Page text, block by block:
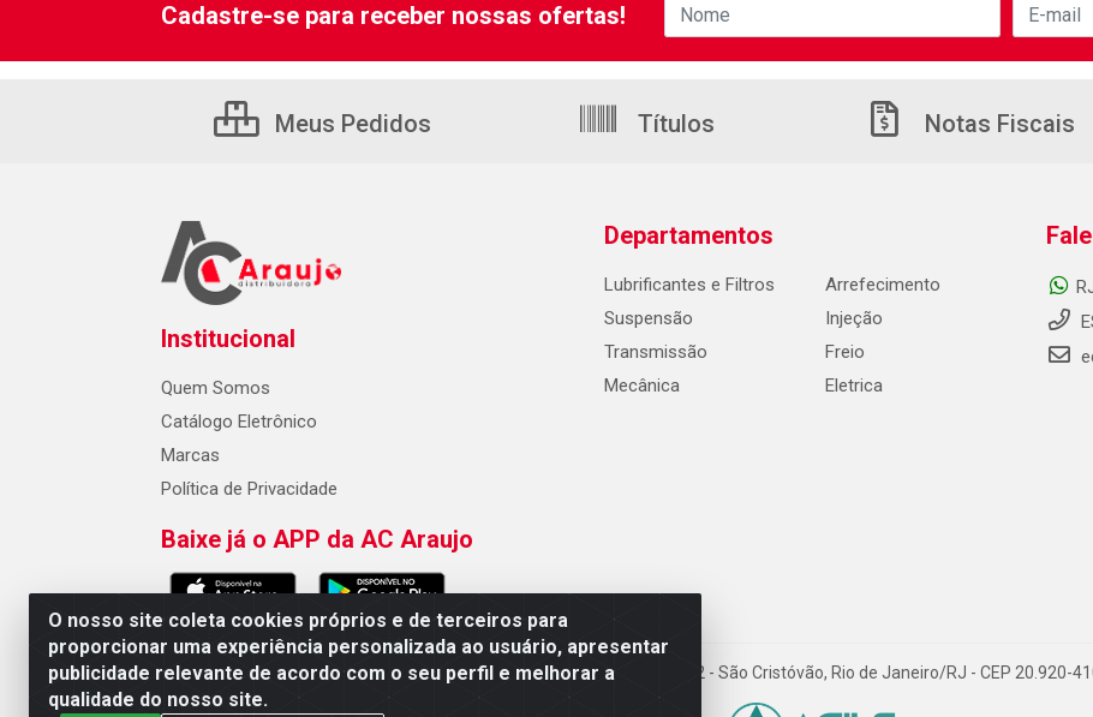
O nosso site coleta cookies próprios e de terceiros para
proporcionar uma experiência personalizada ao usuário, apresentar
publicidade relevante de acordo com o seu perfil e melhorar a
qualidade do nosso site.
Cadastre-se para receber nossas ofertas!
Meus Pedidos Títulos Notas Fiscais
Institucional
Quem Somos
Catálogo Eletrônico
Marcas
Política de Privacidade
Baixe já o APP da AC Araujo
Departamentos
Lubrificantes e Filtros
Suspensão
Transmissão
Mecânica
Arrefecimento
Injeção
Freio
Eletrica
AC Araujo Distribuidora - Rua Carneiro de Campos, 42 - São Cristóvão, Rio de Janeiro/RJ - CEP 20.920-